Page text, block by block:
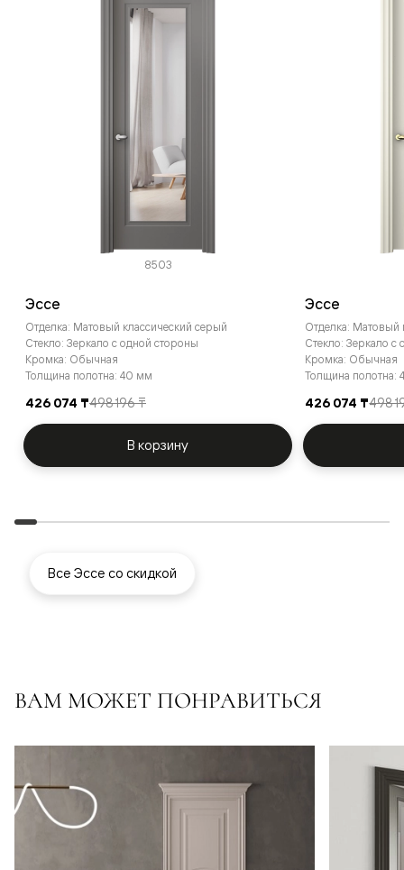
8503
Эссе
Отделка: Матовый классический серый
Стекло: Зеркало с одной стороны
Кромка: Обычная
Толщина полотна: 40 мм
426 074 ₸498 196 ₸
В корзину
Эссе
Отделка:
Стекло: Зеркало с
Кромка: Обычная
Толщина полотна:
426 074 ₸498
Все Эссе со скидкой
ВАМ МОЖЕТ ПОНРАВИТЬСЯ